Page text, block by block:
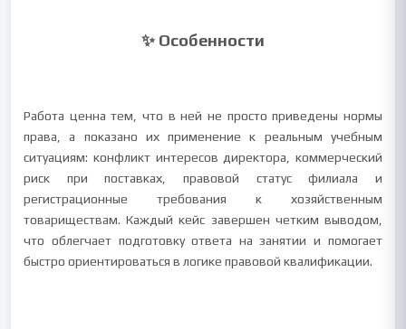
✨ Особенности
Работа ценна тем, что в ней не просто приведены нормы
права, а показано их применение к реальным учебным
ситуациям: конфликт интересов директора, коммерческий
риск при поставках, правовой статус филиала и
регистрационные требования к хозяйственным
товариществам. Каждый кейс завершен четким выводом,
что облегчает подготовку ответа на занятии и помогает
быстро ориентироваться в логике правовой квалификации.